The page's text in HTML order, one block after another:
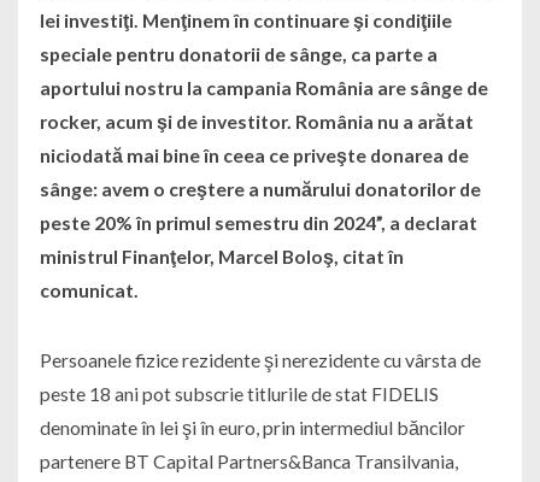
lei investiţi. Menţinem în continuare şi condiţiile
speciale pentru donatorii de sânge, ca parte a
aportului nostru la campania România are sânge de
rocker, acum şi de investitor. România nu a arătat
niciodată mai bine în ceea ce priveşte donarea de
sânge: avem o creştere a numărului donatorilor de
peste 20% în primul semestru din 2024”, a declarat
ministrul Finanţelor, Marcel Boloş, citat în
comunicat.
Persoanele fizice rezidente şi nerezidente cu vârsta de
peste 18 ani pot subscrie titlurile de stat FIDELIS
denominate în lei şi în euro, prin intermediul băncilor
partenere BT Capital Partners&Banca Transilvania,